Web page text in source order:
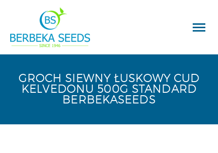
GROCH SIEWNY ŁUSKOWY CUD
KELVEDONU 500G STANDARD
BERBEKASEEDS